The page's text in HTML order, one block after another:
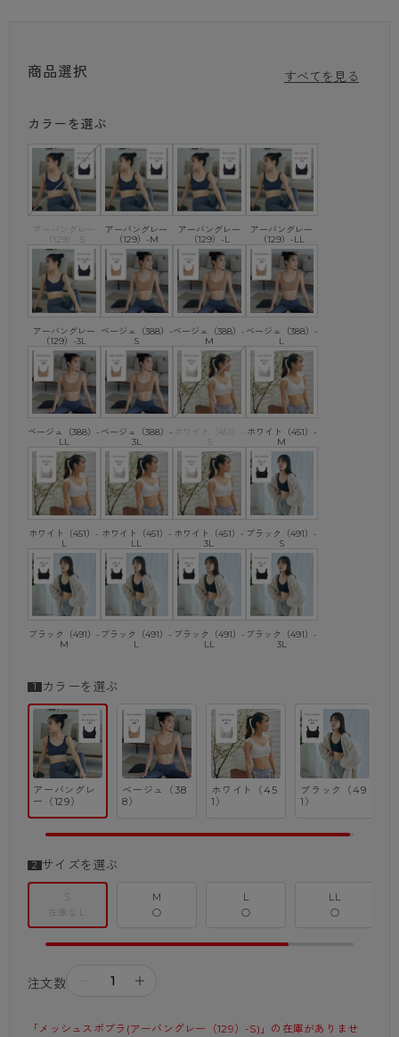
時も丸まらないからお手入れもラクチン。シンプルなデザインで、
商品特徴①
メッシュ素材で快適
吸汗速乾加工のメッシュ素材で、バストの汗を吸収し素早く乾きま
す。さらりとしたメッシュ素材のため、ベタつきにくく快適な着心地
です。
商品特徴②
しっかりフィットして動きやすい
身生地には通気性とストレッチ性に優れたメッシュ素材を使用。ぐ～
んとよく伸びるので、あらゆる動きにフィットします。適度なホール
商品特徴③
カップ縫い付けでお手入れもラクチン
カップが身生地に縫い付けてあり、動いてもズレにくく、さっと脱ぎ
着しやすい時短ブラ。洗濯時もカップが飛び出したり丸まったりしな
いのも嬉しいポイント。余計な装飾がなくシンプルなデザインなの
で、トップスに響きにくいのも特徴です。
※こちらの商品は、アツギにいただくお客様からのご意見を製品に反映
し、別注生産をおこなったWEB専売商品でございます。そのため、過剰
な包装を軽減しなるべく簡易的な包装とするために、商品パッケージや
タグがなく、お届けできるようにしております。
商品選択 すべてを見る
カラーを選ぶ
アーバングレー
（129）-S
アーバングレー
（129）-M
アーバングレー
（129）-L
アーバングレー
（129）-LL
アーバングレー
（129）-3L
ベージュ（388）-
S
ベージュ（388）-
M
ベージュ（388）-
L
ベージュ（388）-
LL
ベージュ（388）-
3L
ホワイト（451）-
ホワイト（451）-
M
ホワイト（451）-
L
ホワイト（451）-
LL
ホワイト（451）-
3L
ブラック（491）-
S
ブラック（491）-
M
ブラック（491）-
L
ブラック（491）-
LL
ブラック（491）-
3L
カラーを選ぶ
アーバングレ
ー（129）
ベージュ（38
8）
ホワイト（45
1）
ブラック（49
1）
サイズを選ぶ
在庫なし
M
○
L
○
LL
○
注文数 ＋
「メッシュスポブラ(アーバングレー（129）-S)」の在庫がありませ